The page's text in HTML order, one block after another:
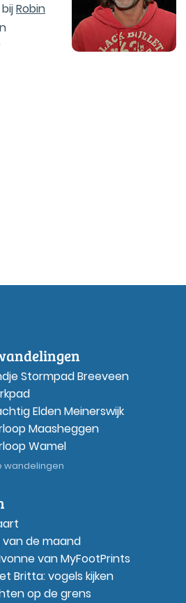
Robin
Stormpad Breeveen
Elden Meinerswijk
Maasheggen
Wamel
wandelingen
de maand
van MyFootPrints
Britta: vogels kijken
op de grens